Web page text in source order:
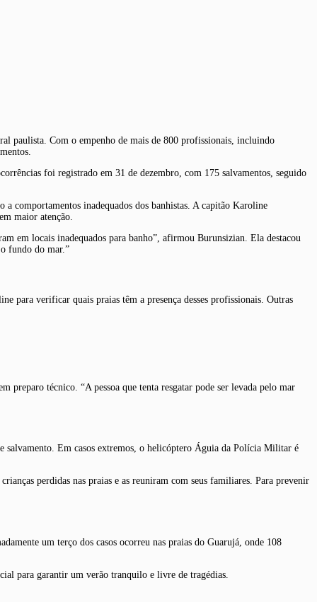
paulista. Com o empenho de mais de 800 profissionais, incluindo
foi registrado em 31 de dezembro, com 175 salvamentos, seguido
comportamentos inadequados dos banhistas. A capitão Karoline
maior atenção.
em locais inadequados para banho”, afirmou Burunsizian. Ela destacou
o fundo do mar.”
para verificar quais praias têm a presença desses profissionais. Outras
preparo técnico. “A pessoa que tenta resgatar pode ser levada pelo mar
salvamento. Em casos extremos, o helicóptero Águia da Polícia Militar é
perdidas nas praias e as reuniram com seus familiares. Para prevenir
um terço dos casos ocorreu nas praias do Guarujá, onde 108
para garantir um verão tranquilo e livre de tragédias.